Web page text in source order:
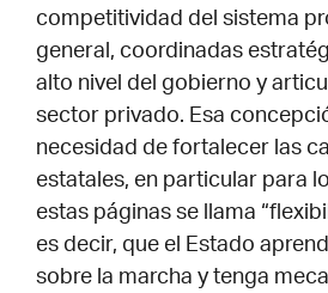
competitividad del sistema
general, coordinadas
alto nivel del gobierno y
sector privado. Esa
necesidad de fortalecer las
estatales, en particular para
estas páginas se llama
es decir, que el Estado
sobre la marcha y tenga